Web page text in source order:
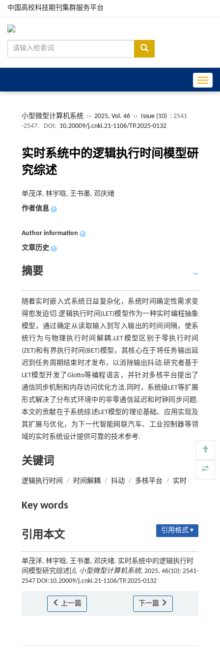
中国高校科技期刊集群服务平台
小型微型计算机系统 ›› 2025, Vol. 46 ›› Issue (10) : 2541
-2547.
DOI: 10.20009/j.cnki.21-1106/TP.2025-0132
实时系统中的逻辑执行时间模型研
究综述
单茂洋, 林宇晗, 王书墨, 邓庆绪
作者信息 +
Author information +
文章历史 +
摘要
随着实时嵌入式系统日益复杂化，系统时间确定性需求变
得愈发迫切.逻辑执行时间(LET)模型作为一种实时编程抽象
模型，通过确定从读取输入到写入输出的时间间隔，使系
统行为与物理执行时间解耦.LET模型区别于零执行时间
(ZET)和有界执行时间(BET)模型，其核心在于将任务输出延
迟到任务周期结束时才发布，以消除输出抖动.研究者基于
LET模型开发了Giotto等编程语言，并针对多核平台提出了
通信同步机制和内存访问优化方法.同时，系统级LET等扩展
形式解决了分布式环境中的非零通信延迟和时钟同步问题.
本文的贡献在于系统综述LET模型的理论基础、应用实现及
其扩展与优化，为下一代智能网联汽车、工业控制器等领
域的实时系统设计提供可靠的技术参考.
关键词
逻辑执行时间 / 时间解耦 / 抖动 / 多核平台 / 实时
Key words
引用本文 引用格式 ▾
单茂洋, 林宇晗, 王书墨, 邓庆绪. 实时系统中的逻辑执行时
间模型研究综述[J]. 小型微型计算机系统, 2025, 46(10): 2541-
2547 DOI:10.20009/j.cnki.21-1106/TP.2025-0132
上一篇 下一篇